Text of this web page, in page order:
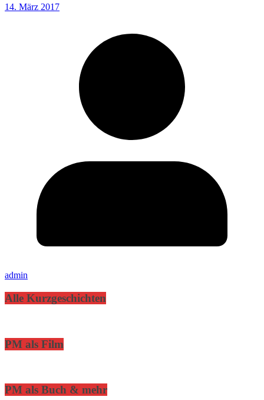
14. März 2017
admin
Alle Kurzgeschichten
PM als Film
PM als Buch & mehr